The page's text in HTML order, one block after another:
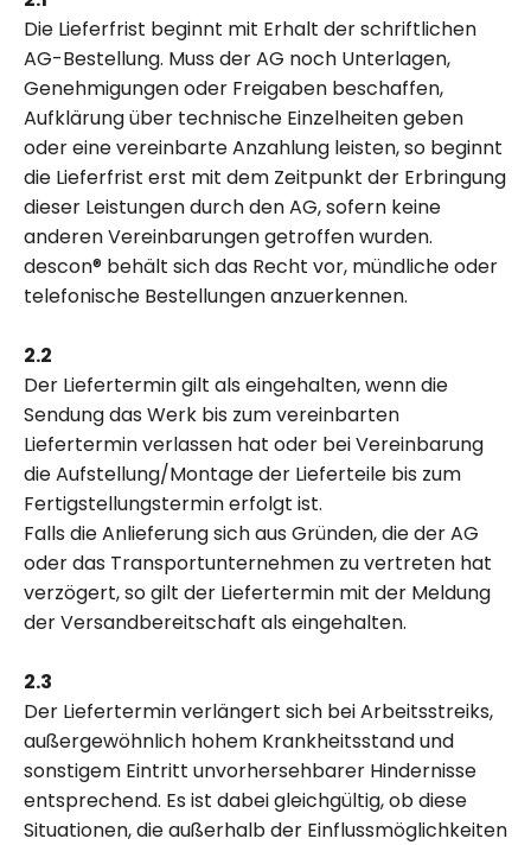
Die Lieferfrist beginnt mit Erhalt der schriftlichen
AG-Bestellung. Muss der AG noch Unterlagen,
Genehmigungen oder Freigaben beschaffen,
Aufklärung über technische Einzelheiten geben
oder eine vereinbarte Anzahlung leisten, so beginnt
die Lieferfrist erst mit dem Zeitpunkt der Erbringung
dieser Leistungen durch den AG, sofern keine
anderen Vereinbarungen getroffen wurden.
descon® behält sich das Recht vor, mündliche oder
telefonische Bestellungen anzuerkennen.
2.2
Der Liefertermin gilt als eingehalten, wenn die
Sendung das Werk bis zum vereinbarten
Liefertermin verlassen hat oder bei Vereinbarung
die Aufstellung/Montage der Lieferteile bis zum
Fertigstellungstermin erfolgt ist.
Falls die Anlieferung sich aus Gründen, die der AG
oder das Transportunternehmen zu vertreten hat
verzögert, so gilt der Liefertermin mit der Meldung
der Versandbereitschaft als eingehalten.
2.3
Der Liefertermin verlängert sich bei Arbeitsstreiks,
außergewöhnlich hohem Krankheitsstand und
sonstigem Eintritt unvorhersehbarer Hindernisse
entsprechend. Es ist dabei gleichgültig, ob diese
Situationen, die außerhalb der Einflussmöglichkeiten